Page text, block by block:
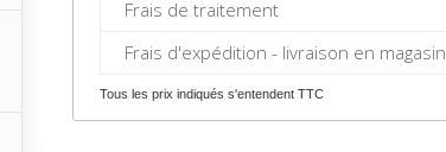
Frais de traitement
Frais d'expédition - livraison en magasin
Tous les prix indiqués s'entendent TTC